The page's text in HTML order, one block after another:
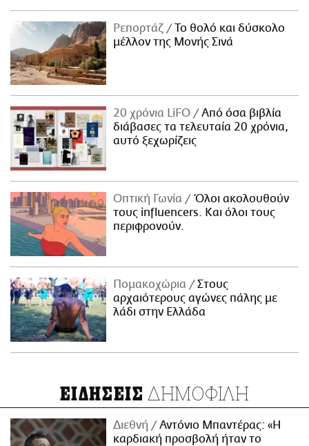
Ρεπορτάζ
Το θολό και δύσκολο
μέλλον της Μονής Σινά
20 χρόνια LiFO
Από όσα βιβλία
διάβασες τα τελευταία 20 χρόνια,
αυτό ξεχωρίζεις
Οπτική Γωνία
Όλοι ακολουθούν
τους influencers. Και όλοι τους
περιφρονούν.
Πομακοχώρια
Στους
αρχαιότερους αγώνες πάλης με
λάδι στην Ελλάδα
ΕΙΔΗΣΕΙΣ ΔΗΜΟΦΙΛΗ
Διεθνή
Αντόνιο Μπαντέρας: «Η
καρδιακή προσβολή ήταν το